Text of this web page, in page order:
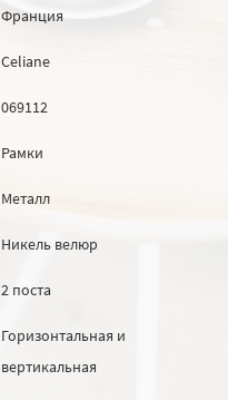
Франция
Celiane
069112
Рамки
Металл
Никель велюр
2 поста
Горизонтальная и
вертикальная